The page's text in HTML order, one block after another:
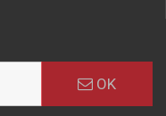
OK